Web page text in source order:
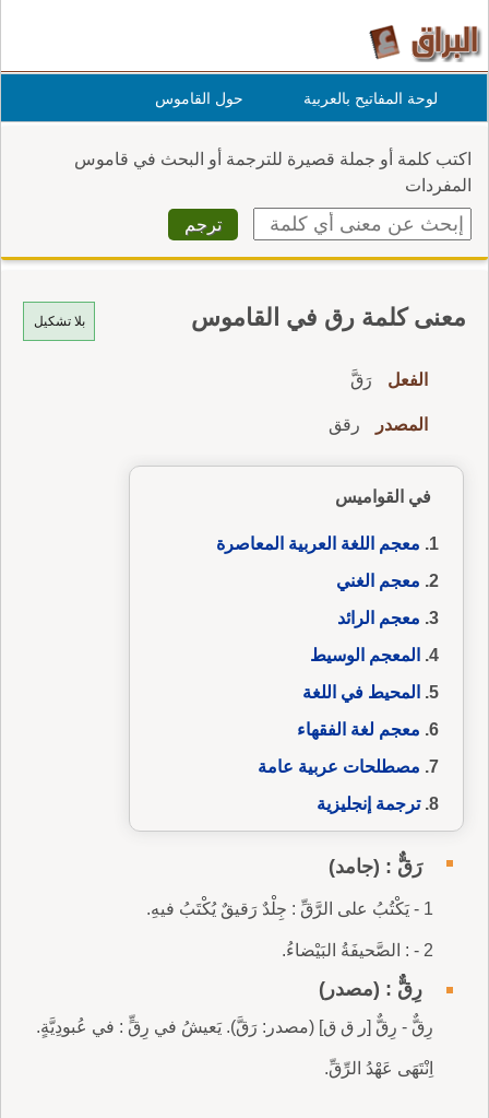
لوحة المفاتيح بالعربية حول القاموس
اكتب كلمة أو جملة قصيرة للترجمة أو البحث في قاموس
المفردات
بلا تشكيل معنى كلمة رق في القاموس
الفعل رَقَّ
المصدر رقق
في القواميس
معجم اللغة العربية المعاصرة
معجم الغني
معجم الرائد
المعجم الوسيط
المحيط في اللغة
معجم لغة الفقهاء
مصطلحات عربية عامة
ترجمة إنجليزية
رَقٌّ : (جامد)
1 - يَكْتُبُ على الرَّقِّ : جِلْدٌ رَقيقٌ يُكْتَبُ فيهِ.
2 - : الصَّحيفَةُ البَيْضاءُ.
رِقٌّ : (مصدر)
رِقٌّ - رِقٌّ [ر ق ق] (مصدر: رَقَّ). يَعيشُ في رِقٍّ : في عُبودِيَّةٍ.
اِنْتَهَى عَهْدُ الرِّقِّ.